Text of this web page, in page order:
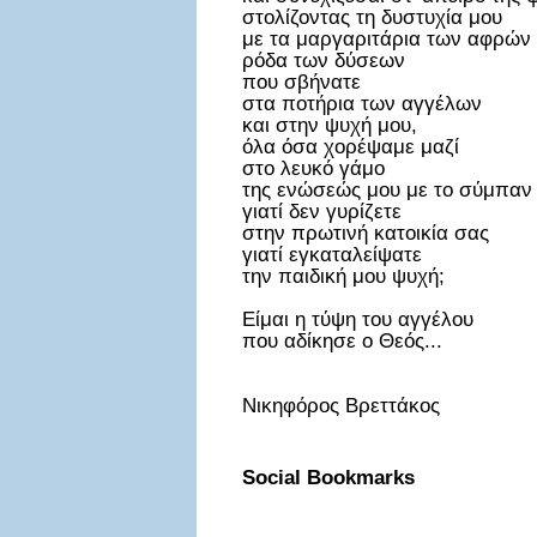
στολίζοντας τη δυστυχία μου
με τα μαργαριτάρια των
ρόδα των δύσεων
που σβήνατε
στα ποτήρια των αγγέλων
και στην ψυχή μου,
όλα όσα χορέψαμε μαζί
στο λευκό γάμο
της ενώσεώς μου με το σύμπαν
γιατί δεν γυρίζετε
στην πρωτινή κατοικία σας
γιατί εγκαταλείψατε
την παιδική μου ψυχή;
Είμαι η τύψη του αγγέλου
που αδίκησε ο Θεός...
Νικηφόρος Βρεττάκος
Social Bookmarks